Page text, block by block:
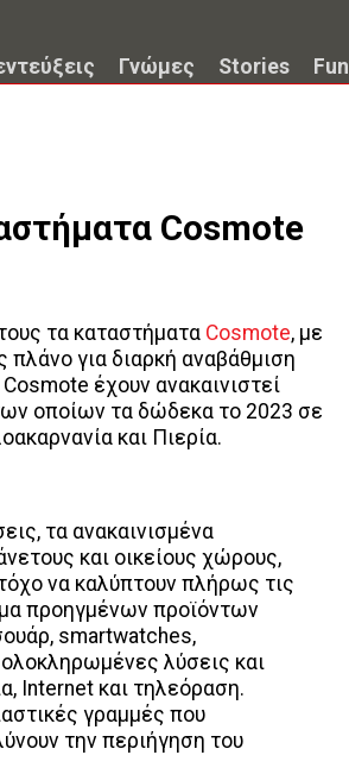
Γνώμες Stories Fun
Cosmote
τα καταστήματα Cosmote, με
πλάνο για διαρκή αναβάθμιση
έχουν ανακαινιστεί
οποίων τα δώδεκα το 2023 σε
και Πιερία.
τα ανακαινισμένα
και οικείους χώρους,
να καλύπτουν πλήρως τις
προηγμένων προϊόντων
smartwatches,
λύσεις και
Internet και τηλεόραση.
γραμμές που
την περιήγηση του